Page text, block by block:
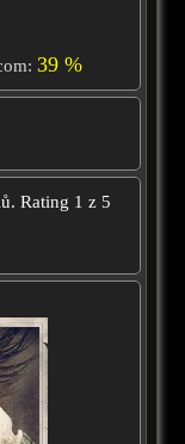
39 %
Rating 1 z 5